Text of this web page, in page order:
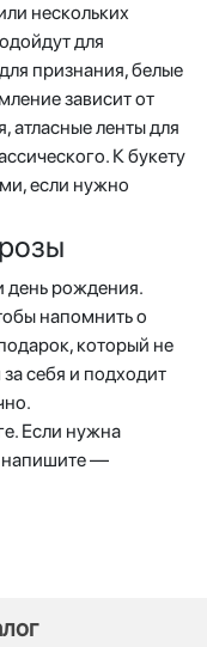
нескольких
для
признания, белые
зависит от
атласные ленты для
К букету
если нужно
рождения.
напомнить о
который не
себя и подходит
Если нужна
напишите —